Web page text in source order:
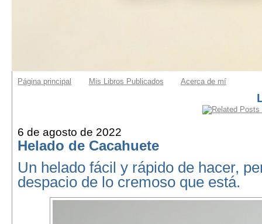
Página principal Mis Libros Publicados Acerca de mí
6 de agosto de 2022
Helado de Cacahuete
Un helado fácil y rápido de hacer,
despacio de lo cremoso que está.